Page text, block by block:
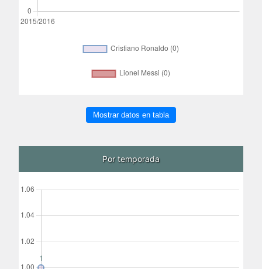
Mostrar datos en tabla
Por temporada